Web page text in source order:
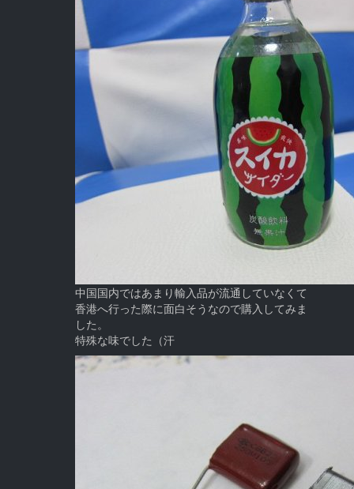
中国国内ではあまり輸入品が流通していなくて
香港へ行った際に面白そうなので購入してみま
した。
特殊な味でした（汗